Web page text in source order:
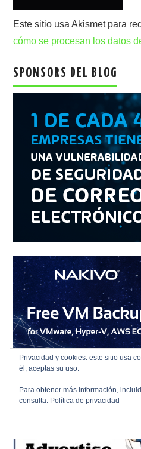
Este sitio usa Akismet para
cómo se procesan los datos
SPONSORS DEL BLOG
Privacidad y cookies: este sitio usa
él, aceptas su uso.
Para obtener más información,
consulta: Política de privacidad